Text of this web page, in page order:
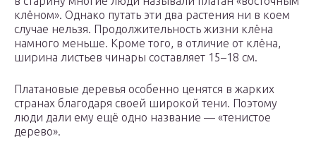
клёном». Однако путать эти два растения ни в коем
случае нельзя. Продолжительность жизни клёна
намного меньше. Кроме того, в отличие от клёна,
ширина листьев чинары составляет 15–18 см.
Платановые деревья особенно ценятся в жарких
странах благодаря своей широкой тени. Поэтому
люди дали ему ещё одно название — «тенистое
дерево».